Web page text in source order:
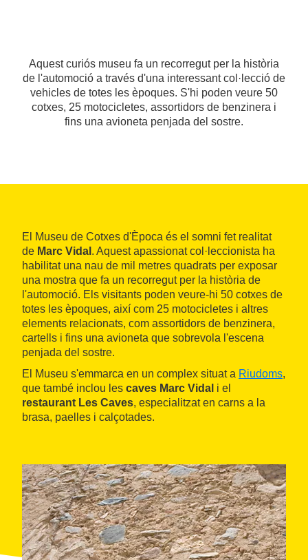
Aquest curiós museu fa un recorregut per la història
de l'automoció a través d'una interessant col·lecció de
vehicles de totes les èpoques. S'hi poden veure 50
cotxes, 25 motocicletes, assortidors de benzinera i
fins una avioneta penjada del sostre.
El Museu de Cotxes d'Època és el somni fet realitat
de Marc Vidal . Aquest apassionat col·leccionista ha
habilitat una nau de mil metres quadrats per exposar
una mostra que fa un recorregut per la història de
l'automoció. Els visitants poden veure-hi 50 cotxes de
totes les èpoques, així com 25 motocicletes i altres
elements relacionats, com assortidors de benzinera,
cartells i fins una avioneta que sobrevola l'escena
penjada del sostre.
El Museu s'emmarca en un complex situat a Riudoms,
que també inclou les caves Marc Vidal i el
restaurant Les Caves, especialitzat en carns a la
brasa, paelles i calçotades.